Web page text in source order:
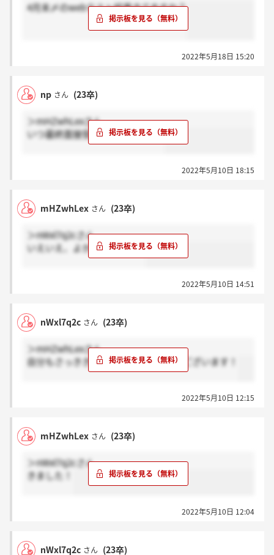
4月末〆のwebテスト結果きてますか？
2022年5月18日 15:20
np さん (23卒)
＞mHZwhLexさん
いつ最終面接受けられましたか？
2022年5月10日 18:15
mHZwhLex さん (23卒)
＞nWxl7q2cさん
いえいえ、よかったです！??
2022年5月10日 14:51
nWxl7q2c さん (23卒)
＞mHZwhLexさん
自分もさっききましたー！ありがとうございます！
2022年5月10日 12:15
mHZwhLex さん (23卒)
＞nWxl7q2cさん
きました！
2022年5月10日 12:04
nWxl7q2c さん (23卒)